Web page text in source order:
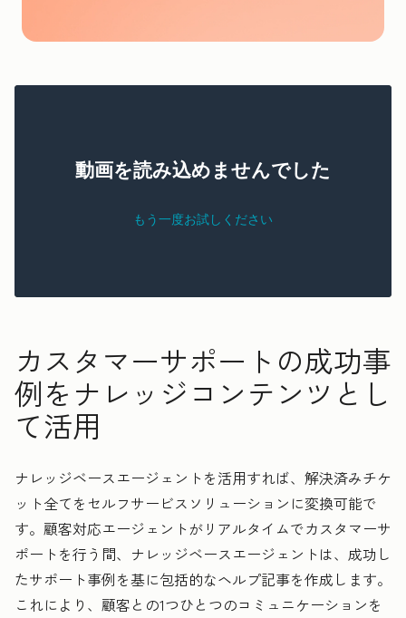
カスタマーサポートの成功事
例をナレッジコンテンツとし
て活用
ナレッジベースエージェントを活用すれば、解決済みチケ
ット全てをセルフサービスソリューションに変換可能で
す。顧客対応エージェントがリアルタイムでカスタマーサ
ポートを行う間、ナレッジベースエージェントは、成功し
たサポート事例を基に包括的なヘルプ記事を作成します。
これにより、顧客との1つひとつのコミュニケーションを